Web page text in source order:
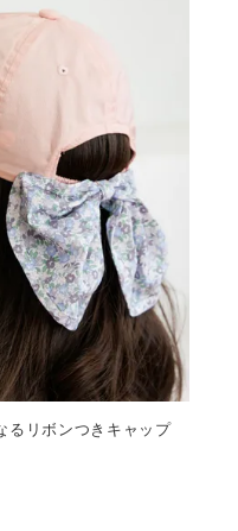
るリボンつきキャップ